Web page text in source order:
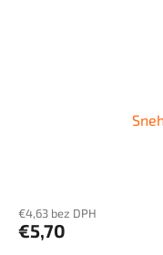
€4,63 bez DPH
€5,70